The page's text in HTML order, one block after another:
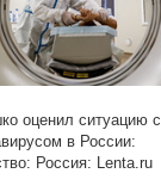
оценил ситуацию с
в России:
Россия: Lenta.ru